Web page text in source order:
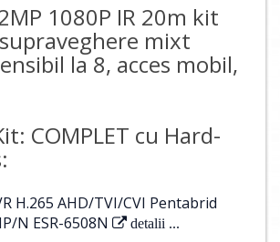
1080P IR 20m kit
supraveghere mixt
la 8, acces mobil,
COMPLET cu Hard-
H.265 AHD/TVI/CVI Pentabrid
N ESR-6508N
detalii ...